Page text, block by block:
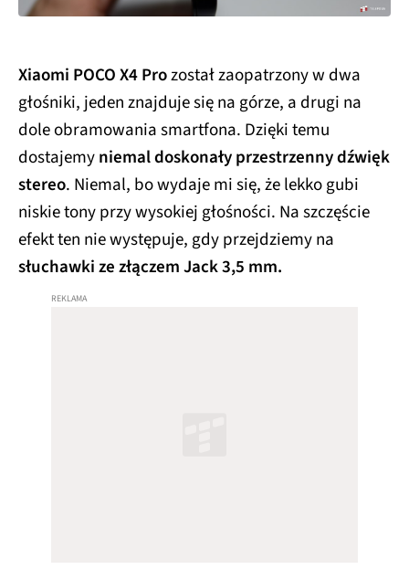
Xiaomi POCO X4 Prozostał zaopatrzony w dwa
głośniki, jeden znajduje się na górze, a drugi na
dole obramowania smartfona. Dzięki temu
dostajemyniemal doskonały przestrzenny dźwięk
stereo. Niemal, bo wydaje mi się, że lekko gubi
niskie tony przy wysokiej głośności. Na szczęście
efekt ten nie występuje, gdy przejdziemy na
słuchawki ze złączem Jack 3,5 mm.